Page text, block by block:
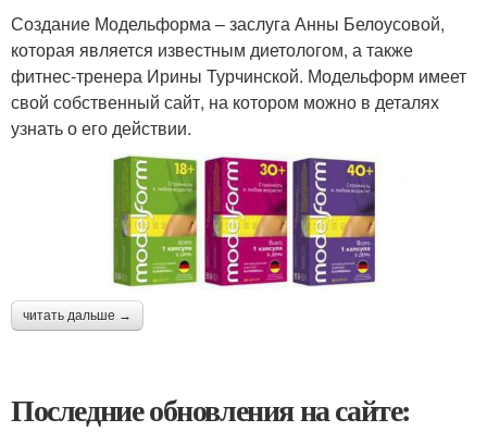
Создание Модельформа – заслуга Анны Белоусовой,
которая является известным диетологом, а также
фитнес-тренера Ирины Турчинской. Модельформ имеет
свой собственный сайт, на котором можно в деталях
узнать о его действии.
читать дальше →
Последние обновления на сайте: